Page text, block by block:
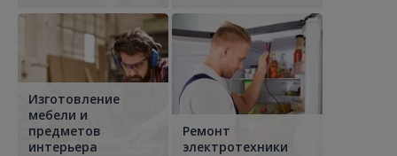
Изготовление
мебели и
предметов
интерьера
Ремонт
электротехники